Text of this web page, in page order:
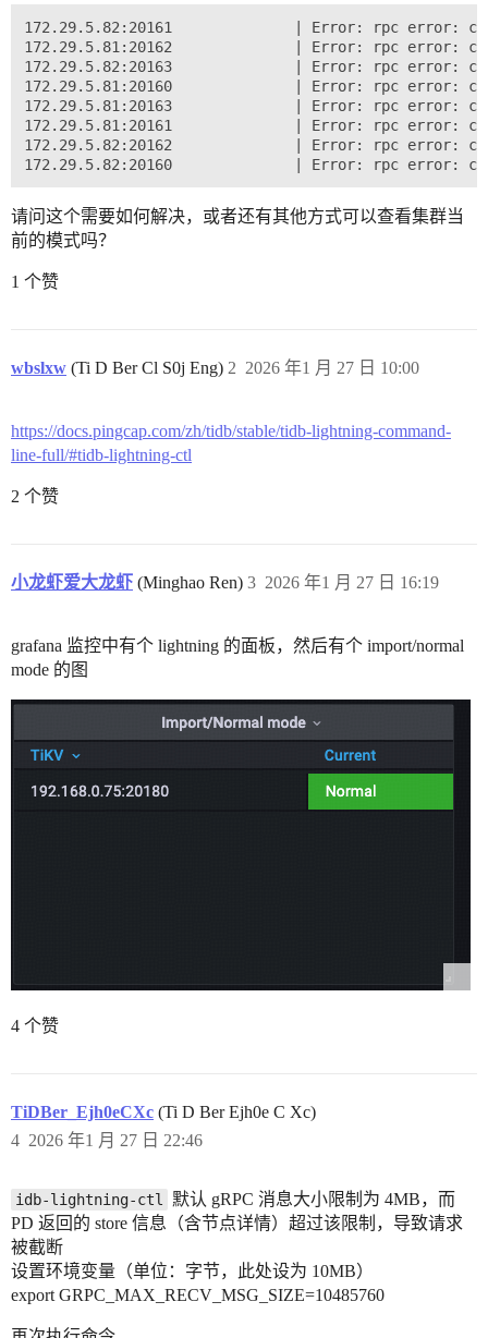
172.29.5.82:20161              | Error: rpc error: code =
172.29.5.81:20162              | Error: rpc error: code =
172.29.5.82:20163              | Error: rpc error: code =
172.29.5.81:20160              | Error: rpc error: code =
172.29.5.81:20163              | Error: rpc error: code =
172.29.5.81:20161              | Error: rpc error: code =
172.29.5.82:20162              | Error: rpc error: code =
请问这个需要如何解决，或者还有其他方式可以查看集群当
前的模式吗？
1 个赞
wbslxw (Ti D Ber Cl S0j Eng) 2026 年1 月 27 日 10:00
2
https://docs.pingcap.com/zh/tidb/stable/tidb-lightning-command-
line-full/#tidb-lightning-ctl
2 个赞
小龙虾爱大龙虾 (Minghao Ren) 2026 年1 月 27 日 16:19
3
grafana 监控中有个 lightning 的面板，然后有个 import/normal
mode 的图
4 个赞
TiDBer_Ejh0eCXc (Ti D Ber Ejh0e C Xc)
2026 年1 月 27 日 22:46
4
idb-lightning-ctl
默认 gRPC 消息大小限制为 4MB，而
PD 返回的 store 信息（含节点详情）超过该限制，导致请求
被截断
设置环境变量（单位：字节，此处设为 10MB）
export GRPC_MAX_RECV_MSG_SIZE=10485760